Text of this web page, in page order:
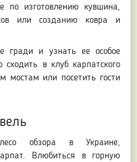
по изготовлению кувшина,
или созданию ковра и
гради и узнать ее особое
в клуб карпатского
мостам или посетить гости
обзора в Украине,
Влюбиться в горную